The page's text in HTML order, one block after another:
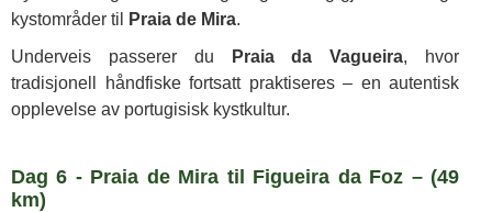
kystområder til
Praia de Mira.
Underveis passerer du
Praia da Vagueira, hvor
tradisjonell håndfiske fortsatt praktiseres – en autentisk
opplevelse av portugisisk kystkultur.
Dag 6 - Praia de Mira til Figueira da Foz – (49
km)